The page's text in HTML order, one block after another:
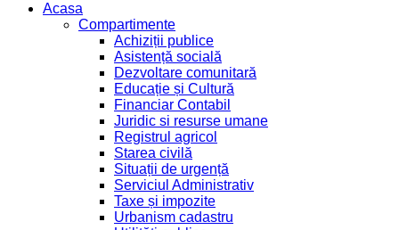
Acasa
Compartimente
Achiziții publice
Asistență socială
Dezvoltare comunitară
Educație și Cultură
Financiar Contabil
Juridic si resurse umane
Registrul agricol
Starea civilă
Situații de urgență
Serviciul Administrativ
Taxe și impozite
Urbanism cadastru